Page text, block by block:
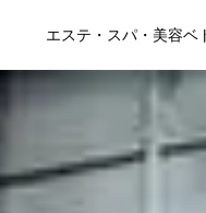
エステ・スパ・美容ベ